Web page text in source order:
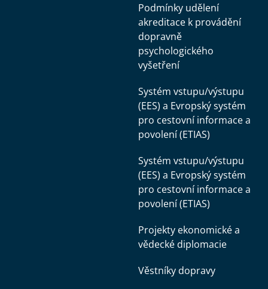
Podmínky udělení
akreditace k provádění
dopravně
psychologického
vyšetření
Systém vstupu/výstupu
(EES) a Evropský systém
pro cestovní informace a
povolení (ETIAS)
Systém vstupu/výstupu
(EES) a Evropský systém
pro cestovní informace a
povolení (ETIAS)
Projekty ekonomické a
vědecké diplomacie
Věstníky dopravy